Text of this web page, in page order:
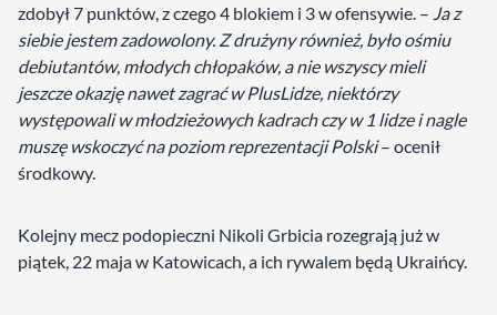
zdobył 7 punktów, z czego 4 blokiem i 3 w ofensywie. – Ja z
siebie jestem zadowolony. Z drużyny również, było ośmiu
debiutantów, młodych chłopaków, a nie wszyscy mieli
jeszcze okazję nawet zagrać w PlusLidze, niektórzy
występowali w młodzieżowych kadrach czy w 1 lidze i nagle
muszę wskoczyć na poziom reprezentacji Polski– ocenił
środkowy.
Kolejny mecz podopieczni Nikoli Grbicia rozegrają już w
piątek, 22 maja w Katowicach, a ich rywalem będą Ukraińcy.